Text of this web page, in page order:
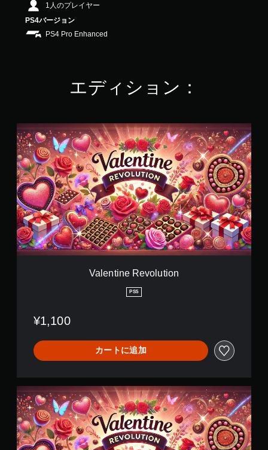
4
.
1人のプレイヤー
PS4バージョン
PS4 Pro Enhanced
エディション：
V
a
l
e
n
t
i
n
e
R
e
v
o
Valentine Revolution
PS5
¥1,100
カートに追加
V
a
l
e
n
t